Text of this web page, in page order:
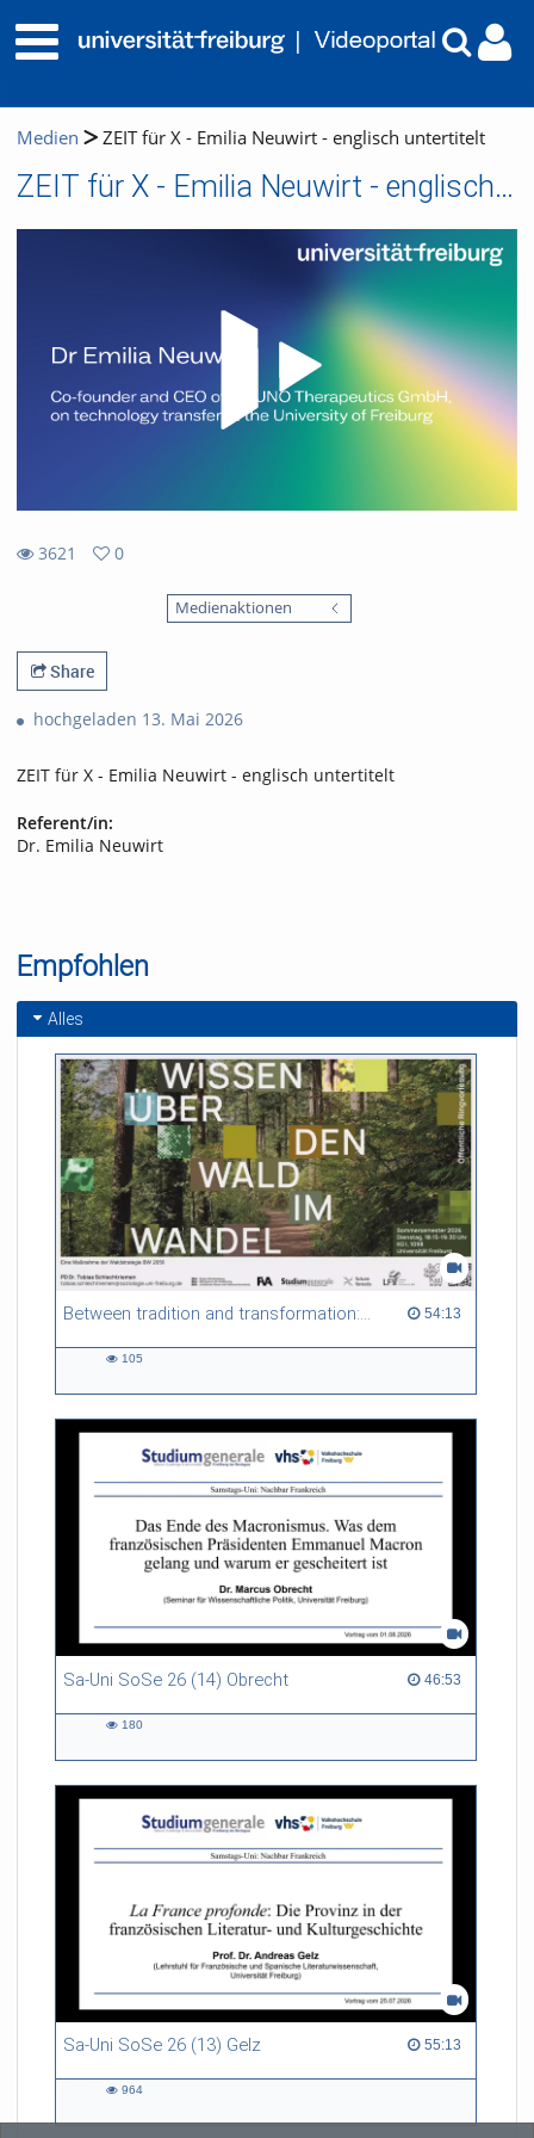
Medien ZEIT für X - Emilia Neuwirt - englisch untertitelt
ZEIT für X - Emilia Neuwirt - englisch untertitelt
3621
0
Medienaktionen
Share
hochgeladen 13. Mai 2026
ZEIT für X - Emilia Neuwirt - englisch untertitelt
Referent/in:
Dr. Emilia Neuwirt
Empfohlen
Alles
Between tradition and transformation: how owners, advisers and institutions co-create knowledge for resilient forests in Europe 54:13
54:13 duration
105
Sa-Uni SoSe 26 (14) Obrecht 46:53
46:53 duration
180
Sa-Uni SoSe 26 (13) Gelz 55:13
55:13 duration
964